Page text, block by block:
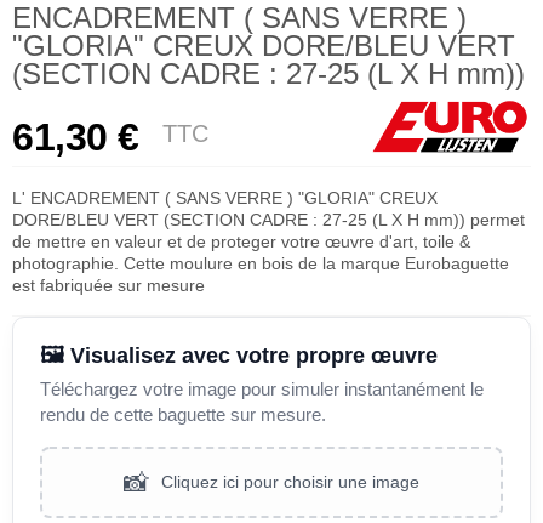
ENCADREMENT ( SANS VERRE )
"GLORIA" CREUX DORE/BLEU VERT
(SECTION CADRE : 27-25 (L X H mm))
61,30 € TTC
L' ENCADREMENT ( SANS VERRE ) "GLORIA" CREUX
DORE/BLEU VERT (SECTION CADRE : 27-25 (L X H mm)) permet
de mettre en valeur et de proteger votre œuvre d'art, toile &
photographie. Cette moulure en bois de la marque Eurobaguette
est fabriquée sur mesure
🖼️ Visualisez avec votre propre œuvre
Téléchargez votre image pour simuler instantanément le
rendu de cette baguette sur mesure.
📸 Cliquez ici pour choisir une image